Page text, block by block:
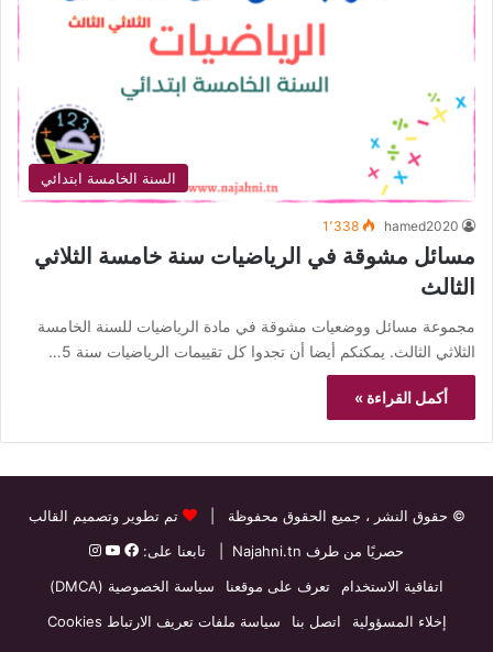
السنة الخامسة ابتدائي
hamed2020 1٬338
مسائل مشوقة في الرياضيات سنة خامسة الثلاثي
الثالث
مجموعة مسائل ووضعيات مشوقة في مادة الرياضيات للسنة الخامسة
الثلاثي الثالث. يمكنكم أيضا أن تجدوا كل تقييمات الرياضيات سنة 5…
أكمل القراءة »
© حقوق النشر ، جميع الحقوق محفوظة |
تم تطوير وتصميم القالب
حصريًا من طرف Najahni.tn | تابعنا على:
اتفاقية الاستخدام
تعرف على موقعنا
سياسة الخصوصية (DMCA)
إخلاء المسؤولية
اتصل بنا سياسة ملفات تعريف الارتباط Cookies